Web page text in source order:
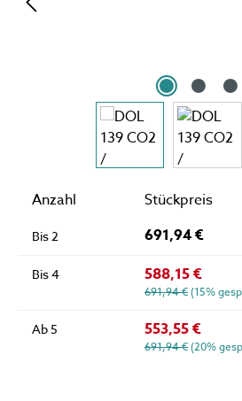
Anzahl Stückpreis
Bis 2 691,94 €
Bis4 588,15 €
691,94 € (15%
Ab5 553,55 €
691,94 € (20%